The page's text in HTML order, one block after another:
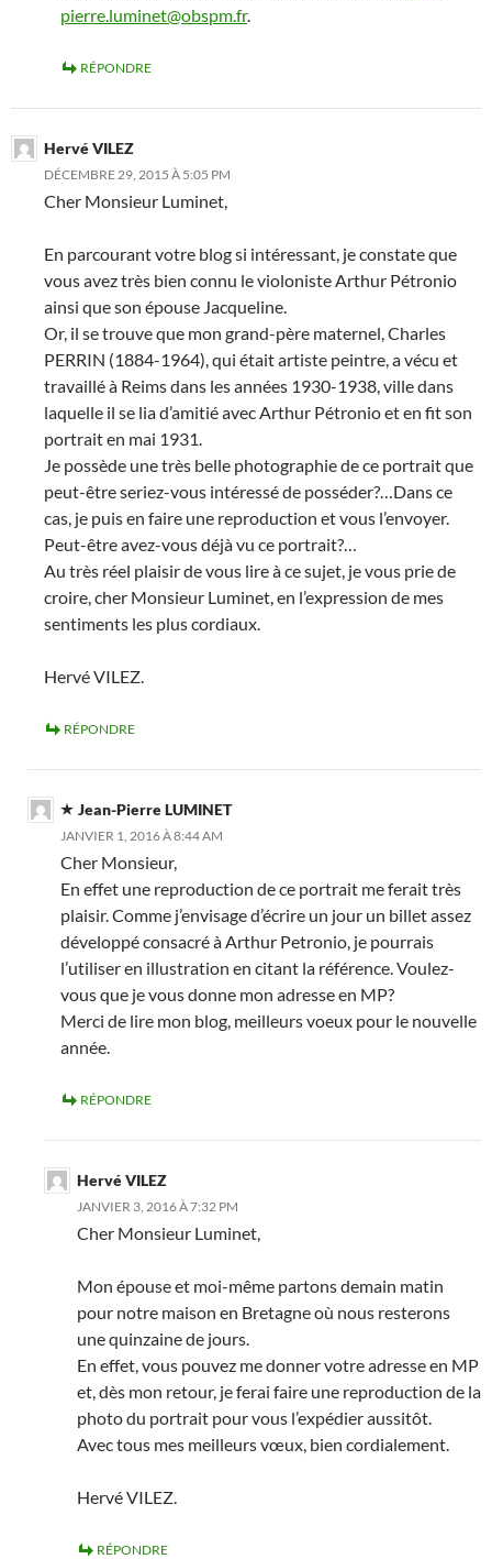
pierre.luminet@obspm.fr.
RÉPONDRE
Hervé VILEZ
DÉCEMBRE 29, 2015 À 5:05 PM
Cher Monsieur Luminet,
En parcourant votre blog si intéressant, je constate que
vous avez très bien connu le violoniste Arthur Pétronio
ainsi que son épouse Jacqueline.
Or, il se trouve que mon grand-père maternel, Charles
PERRIN (1884-1964), qui était artiste peintre, a vécu et
travaillé à Reims dans les années 1930-1938, ville dans
laquelle il se lia d’amitié avec Arthur Pétronio et en fit son
portrait en mai 1931.
Je possède une très belle photographie de ce portrait que
peut-être seriez-vous intéressé de posséder?…Dans ce
cas, je puis en faire une reproduction et vous l’envoyer.
Peut-être avez-vous déjà vu ce portrait?…
Au très réel plaisir de vous lire à ce sujet, je vous prie de
croire, cher Monsieur Luminet, en l’expression de mes
sentiments les plus cordiaux.
Hervé VILEZ.
RÉPONDRE
Jean-Pierre LUMINET
JANVIER 1, 2016 À 8:44 AM
Cher Monsieur,
En effet une reproduction de ce portrait me ferait très
plaisir. Comme j’envisage d’écrire un jour un billet assez
développé consacré à Arthur Petronio, je pourrais
l’utiliser en illustration en citant la référence. Voulez-
vous que je vous donne mon adresse en MP?
Merci de lire mon blog, meilleurs voeux pour le nouvelle
année.
RÉPONDRE
Hervé VILEZ
JANVIER 3, 2016 À 7:32 PM
Cher Monsieur Luminet,
Mon épouse et moi-même partons demain matin
pour notre maison en Bretagne où nous resterons
une quinzaine de jours.
En effet, vous pouvez me donner votre adresse en MP
et, dès mon retour, je ferai faire une reproduction de la
photo du portrait pour vous l’expédier aussitôt.
Avec tous mes meilleurs vœux, bien cordialement.
Hervé VILEZ.
RÉPONDRE